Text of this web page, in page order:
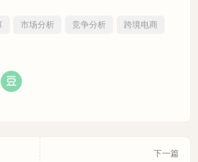
市场分析 竞争分析 跨境电商
下一篇